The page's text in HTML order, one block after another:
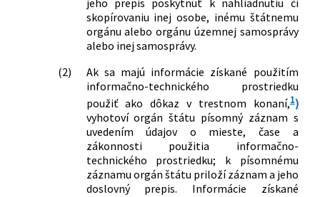
skopírovaniu inej osobe, inému štátnemu
orgánu alebo orgánu územnej samosprávy
alebo inej samosprávy.
(2)
Ak sa majú informácie získané použitím
informačno-technického prostriedku
použiť ako dôkaz v trestnom konaní,1)
vyhotoví orgán štátu písomný záznam s
uvedením údajov o mieste, čase a
zákonnosti použitia informačno-
technického prostriedku; k písomnému
záznamu orgán štátu priloží záznam a jeho
doslovný prepis. Informácie získané